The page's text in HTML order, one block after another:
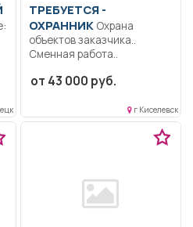
ТРЕБУЕТСЯ -
ОХРАННИКОхрана
объектов заказчика..
Сменная работа..
от 43 000 руб.
г Киселевск